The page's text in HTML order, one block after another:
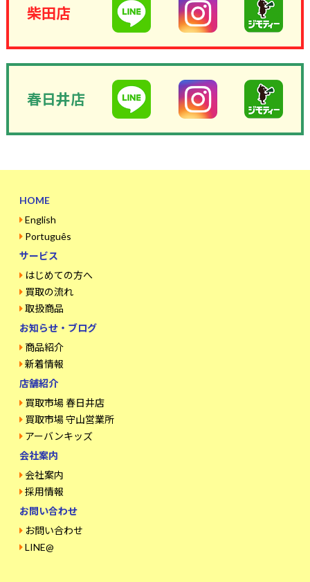
柴田店
春日井店
HOME
English
Português
サービス
はじめての方へ
買取の流れ
取扱商品
お知らせ・ブログ
商品紹介
新着情報
店舗紹介
買取市場 春日井店
買取市場 守山営業所
アーバンキッズ
会社案内
会社案内
採用情報
お問い合わせ
お問い合わせ
LINE@